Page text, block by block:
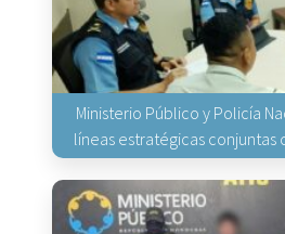
Ministerio Público y Policía
líneas estratégicas conjuntas